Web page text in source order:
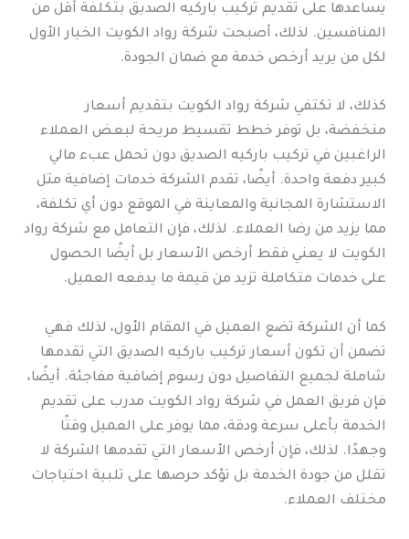
يساعدها على تقديم تركيب باركيه الصديق بتكلفة أقل من
المنافسين. لذلك، أصبحت شركة رواد الكويت الخيار الأول
لكل من يريد أرخص خدمة مع ضمان الجودة.
كذلك، لا تكتفي شركة رواد الكويت بتقديم أسعار
منخفضة، بل توفر خطط تقسيط مريحة لبعض العملاء
الراغبين في تركيب باركيه الصديق دون تحمل عبء مالي
كبير دفعة واحدة. أيضًا، تقدم الشركة خدمات إضافية مثل
الاستشارة المجانية والمعاينة في الموقع دون أي تكلفة،
مما يزيد من رضا العملاء. لذلك، فإن التعامل مع شركة رواد
الكويت لا يعني فقط أرخص الأسعار بل أيضًا الحصول
على خدمات متكاملة تزيد من قيمة ما يدفعه العميل.
كما أن الشركة تضع العميل في المقام الأول، لذلك فهي
تضمن أن تكون أسعار تركيب باركيه الصديق التي تقدمها
شاملة لجميع التفاصيل دون رسوم إضافية مفاجئة. أيضًا،
فإن فريق العمل في شركة رواد الكويت مدرب على تقديم
الخدمة بأعلى سرعة ودقة، مما يوفر على العميل وقتًا
وجهدًا. لذلك، فإن أرخص الأسعار التي تقدمها الشركة لا
تقلل من جودة الخدمة بل تؤكد حرصها على تلبية احتياجات
مختلف العملاء.